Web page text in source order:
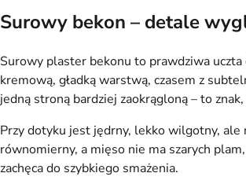
Surowy bekon – detale
Surowy plaster bekonu to prawdziwa
kremową, gładką warstwą, czasem z
jedną stroną bardziej zaokrągloną – to
Przy dotyku jest jędrny, lekko wilgotny, ale
równomierny, a mięso nie ma szarych
zachęca do szybkiego smażenia.